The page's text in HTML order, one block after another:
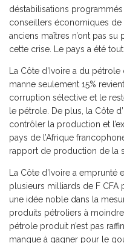
déstabilisations programmés
conseillers économiques de
anciens maîtres n’ont pas
cette crise. Le pays a été
La Côte d’Ivoire a du
manne seulement 15%
corruption sélective et le
le pétrole. De plus, la Côte
contrôler la production et
pays de l’Afrique
rapport de production de la
La Côte d’Ivoire a emprunté
plusieurs milliards de F CFA
une idée noble dans la
produits pétroliers à
pétrole produit n’est pas
manque à gagner pour le